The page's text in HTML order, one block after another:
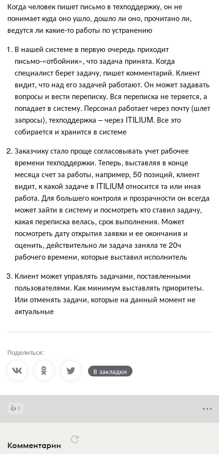
Когда человек пишет письмо в техподдержку, он не
понимает куда оно ушло, дошло ли оно, прочитано ли,
ведутся ли какие-то работы по устранению
В нашей системе в первую очередь приходит
письмо-«отбойник», что задача принята. Когда
специалист берет задачу, пишет комментарий. Клиент
видит, что над его задачей работают. Он может задавать
вопросы и вести переписку. Вся переписка не теряется, а
попадает в систему. Персонал работает через почту (шлет
запросы), техподдержка – через ITILIUM. Все это
собирается и хранится в системе
Заказчику стало проще согласовывать учет рабочее
времени техподдержки. Теперь, выставляя в конце
месяца счет за работы, например, 50 позиций, клиент
видит, к какой задаче в ITILIUM относится та или иная
работа. Для большего контроля и прозрачности он всегда
может зайти в систему и посмотреть кто ставил задачу,
какая переписка велась, срок выполнения. Может
посмотреть дату открытия заявки и ее окончания и
оценить, действительно ли задача заняла те 20ч
рабочего времени, которые выставил исполнитель
Клиент может управлять задачами, поставленными
пользователями. Как минимум выставлять приоритеты.
Или отменять задачи, которые на данный момент не
актуальные
Поделиться:
В закладки
1
Комментарии